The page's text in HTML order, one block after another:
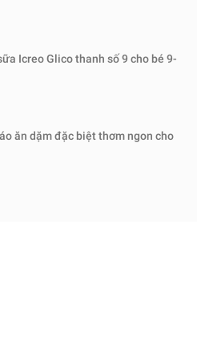
Icreo Glico thanh số 9 cho bé 9-
ăn dặm đặc biệt thơm ngon cho